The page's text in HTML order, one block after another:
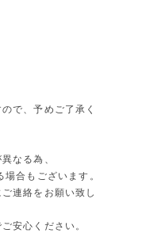
で、予めご了承く
なる為、
合もございます。
連絡をお願い致し
安心ください。